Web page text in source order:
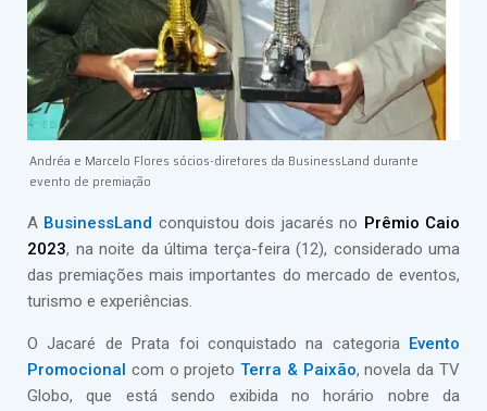
Andréa e Marcelo Flores sócios-diretores da BusinessLand durante
evento de premiação
A BusinessLand conquistou dois jacarés no Prêmio Caio
2023, na noite da última terça-feira (12), considerado uma
das premiações mais importantes do mercado de eventos,
turismo e experiências.
O Jacaré de Prata foi conquistado na categoria Evento
Promocional com o projetoTerra & Paixão, novela da TV
Globo, que está sendo exibida no horário nobre da